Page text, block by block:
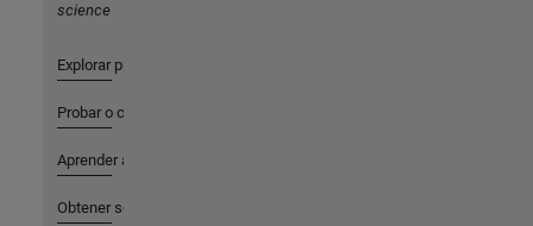
science
Explorar productos
Probar o comprar
Aprender a utilizar
Obtener soporte